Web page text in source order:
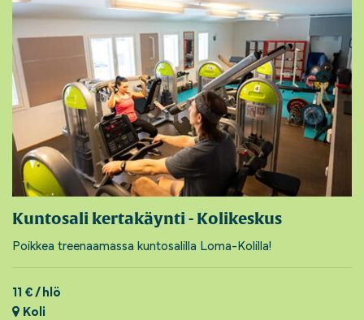
Kuntosali kertakäynti - Kolikeskus
Poikkea treenaamassa kuntosalilla Loma-Kolilla!
11 € / hlö
Koli